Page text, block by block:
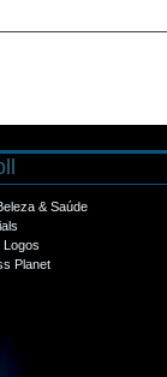
& Saúde
Logos
Planet